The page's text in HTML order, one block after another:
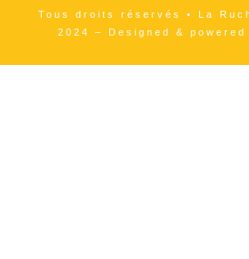
Tous droits réservés • La
2024 – Designed & powered